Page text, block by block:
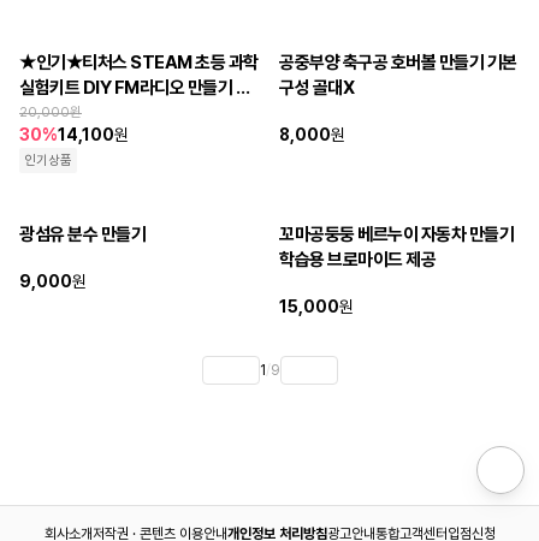
★인기★티처스 STEAM 초등 과학
실험키트 DIY FM라디오 만들기 교
구 A-40A
20,000원
30%14,100원
인기상품
공중부양 축구공 호버볼 만들기 기본
구성 골대X
8,000원
광섬유 분수 만들기
9,000원
꼬마공둥둥 베르누이 자동차 만들기
학습용 브로마이드 제공
15,000원
1/9
회사소개저작권 · 콘텐츠 이용안내개인정보 처리방침광고안내통합고객센터입점신청